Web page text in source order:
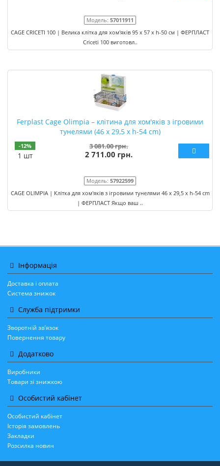
Модель: 57011911
CAGE CRICETI 100 | Велика клітка для хом'яків 95 x 57 x h-50 см | ФЕРПЛАСТ
Criceti 100 виготовл..
Ferplast Cage Olimpia – клітина для хом'яків з ігровими
тунелями (46 x 29,5 x h-54 cm)
-12%
1 шт
3 081.00 грн.
2 711.00 грн.
Модель: 57922599
CAGE OLIMPIA | Клітка для хом'яків з ігровими тунелями 46 x 29,5 x h-54 cm
| ФЕРПЛАСТ Якщо ваш ..
Інформація
Доставка і оплата
Система знижок
Служба підтримки
Зворотній зв’язок
Повернення товару
Додатково
Виробники
Товари зі знижкою
Особистий кабінет
Особистий кабінет
Історія замовлень
Закладки
Розсилка новин